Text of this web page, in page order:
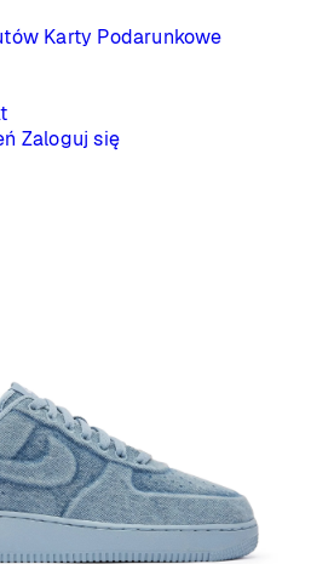
Karty Podarunkowe
Zaloguj się